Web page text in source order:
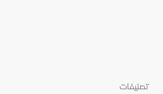
تصنيفات